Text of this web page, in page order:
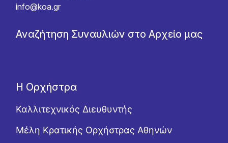
info@koa.gr
Αναζήτηση Συναυλιών στο Αρχείο μας
Η Ορχήστρα
Καλλιτεχνικός Διευθυντής
Μέλη Κρατικής Ορχήστρας Αθηνών